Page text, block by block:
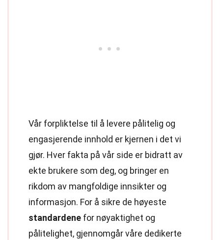
Vår forpliktelse til å levere pålitelig og
engasjerende innhold er kjernen i det vi
gjør. Hver fakta på vår side er bidratt av
ekte brukere som deg, og bringer en
rikdom av mangfoldige innsikter og
informasjon. For å sikre de høyeste
standardene for nøyaktighet og
pålitelighet, gjennomgår våre dedikerte